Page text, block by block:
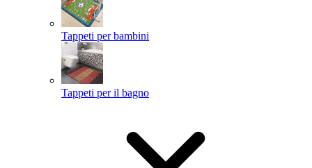
Tappeti per bambini
Tappeti per il bagno